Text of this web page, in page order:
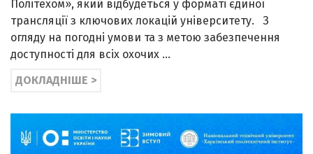
Політехом», який відбудеться у форматі єдиної
трансляції з ключових локацій університету. З
огляду на погодні умови та з метою забезпечення
доступності для всіх охочих …
ДОКЛАДНІШЕ >